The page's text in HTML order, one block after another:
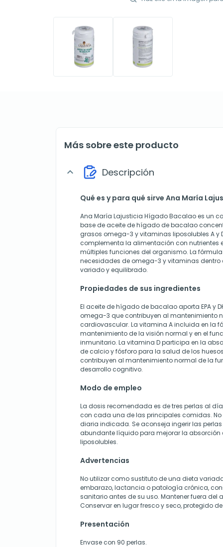
Más sobre este producto
expand_more Descripción
Qué es y para qué sirve Ana María
Ana María Lajusticia Hígado Bacalao es un
base de aceite de hígado de bacalao
grasos omega-3 y vitaminas liposolubles A y
complementa la alimentación con nutrientes
múltiples funciones del organismo. La
necesidades de omega-3 y vitaminas dentro
variado y equilibrado.
Propiedades de sus ingredientes
El aceite de hígado de bacalao aporta EPA y
omega-3 que contribuyen al mantenimiento
cardiovascular. La vitamina A incluida en la
mantenimiento de la visión normal y en el
inmunitario. La vitamina D participa en la
de calcio y fósforo para la salud de los
contribuyen al mantenimiento normal de la
desarrollo cognitivo.
Modo de empleo
La dosis recomendada es de tres perlas al
con cada una de las principales comidas. No
diaria indicada. Se aconseja ingerir las
abundante líquido para mejorar la absorción
liposolubles.
Advertencias
No utilizar como sustituto de una dieta
embarazo, lactancia o patología crónica,
sanitario antes de su uso. Mantener fuera del
Conservar en lugar fresco y seco, protegido
Presentación
Envase con 90 perlas.